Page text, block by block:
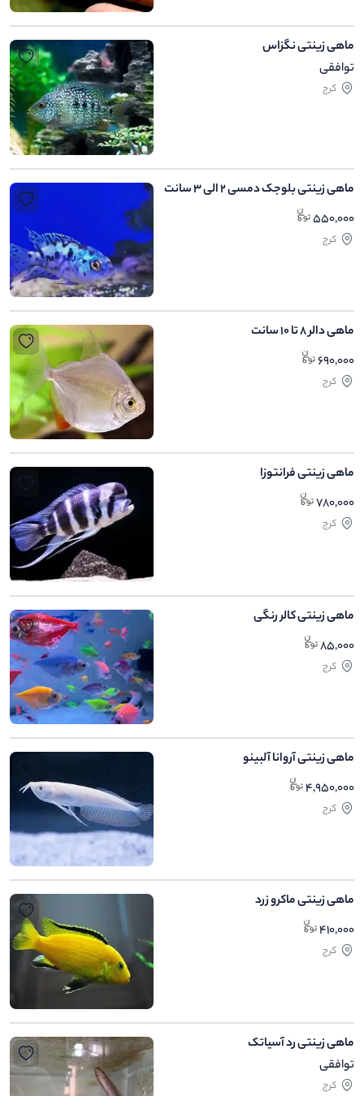
ماهی زینتی نگزاس
توافقی
کرج
ماهی زینتی بلوجک دمسی 2 الی 3 سانت
550,000
کرج
ماهی دالر 8 تا 10 سانت
690,000
کرج
ماهی زینتی فرانتوزا
780,000
کرج
ماهی زینتی کالر رنگی
85,000
کرج
ماهی زینتی آروانا آلبینو
4,950,000
کرج
ماهی زینتی ماکرو زرد
410,000
کرج
ماهی زینتی رد آسیاتک
توافقی
کرج